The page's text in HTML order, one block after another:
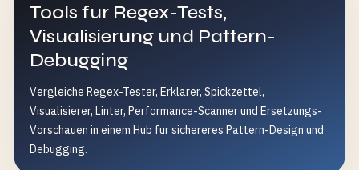
Tools fur Regex-Tests,
Visualisierung und Pattern-
Debugging
Vergleiche Regex-Tester, Erklarer, Spickzettel,
Visualisierer, Linter, Performance-Scanner und Ersetzungs-
Vorschauen in einem Hub fur sichereres Pattern-Design und
Debugging.